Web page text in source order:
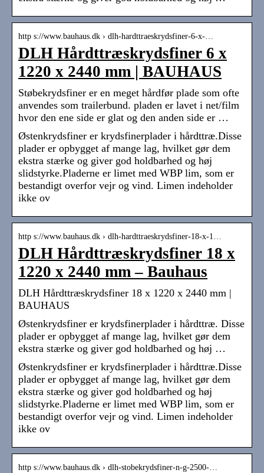
http s://www.bauhaus.dk › dlh-hardttraeskrydsfiner-6-x-…
DLH Hårdttræskrydsfiner 6 x
1220 x 2440 mm | BAUHAUS
Støbekrydsfiner er en meget hårdfør plade som ofte
anvendes som trailerbund. pladen er lavet i net/film
hvor den ene side er glat og den anden side er …
Østenkrydsfiner er krydsfinerplader i hårdttræ.Disse
plader er opbygget af mange lag, hvilket gør dem
ekstra stærke og giver god holdbarhed og høj
slidstyrke.Pladerne er limet med WBP lim, som er
bestandigt overfor vejr og vind. Limen indeholder
ikke ov
http s://www.bauhaus.dk › dlh-hardttraeskrydsfiner-18-x-1…
DLH Hårdttræskrydsfiner 18 x
1220 x 2440 mm – Bauhaus
DLH Hårdttræskrydsfiner 18 x 1220 x 2440 mm |
BAUHAUS
Østenkrydsfiner er krydsfinerplader i hårdttræ. Disse
plader er opbygget af mange lag, hvilket gør dem
ekstra stærke og giver god holdbarhed og høj …
Østenkrydsfiner er krydsfinerplader i hårdttræ.Disse
plader er opbygget af mange lag, hvilket gør dem
ekstra stærke og giver god holdbarhed og høj
slidstyrke.Pladerne er limet med WBP lim, som er
bestandigt overfor vejr og vind. Limen indeholder
ikke ov
http s://www.bauhaus.dk › dlh-stobekrydsfiner-n-g-2500-…